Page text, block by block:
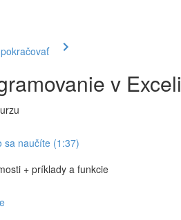
v Exceli
sa naučíte (1:37)
+ príklady a funkcie